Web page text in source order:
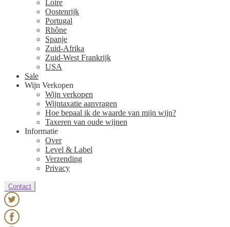
Loire
Oostenrijk
Portugal
Rhône
Spanje
Zuid-Afrika
Zuid-West Frankrijk
USA
Sale
Wijn Verkopen
Wijn verkopen
Wijntaxatie aanvragen
Hoe bepaal ik de waarde van mijn wijn?
Taxeren van oude wijnen
Informatie
Over
Level & Label
Verzending
Privacy
Contact